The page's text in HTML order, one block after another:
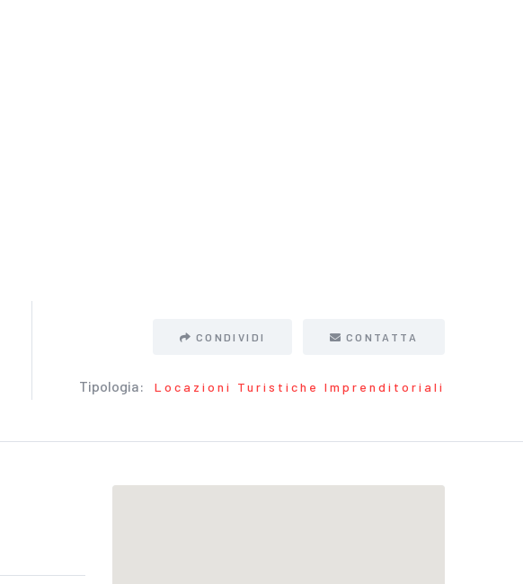
CONDIVIDI CONTATTA
Tipologia: Locazioni Turistiche Imprenditoriali